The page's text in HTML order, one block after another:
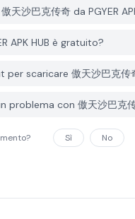
沙巴克传奇 da PGYER
APK HUB è gratuito?
scaricare 傲天沙巴克传
con 傲天沙巴克传
Sì No